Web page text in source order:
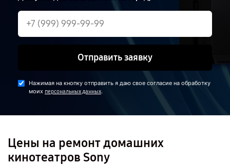
Отправить заявку
Нажимая на кнопку отправить я даю свое согласие на обработку
моих персональных данных.
Цены на ремонт домашних
кинотеатров Sony